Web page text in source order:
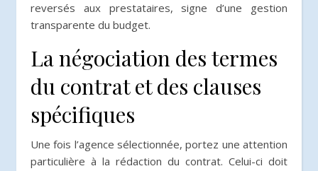
reversés aux prestataires, signe d’une gestion
transparente du budget.
La négociation des termes
du contrat et des clauses
spécifiques
Une fois l’agence sélectionnée, portez une attention
particulière à la rédaction du contrat. Celui-ci doit